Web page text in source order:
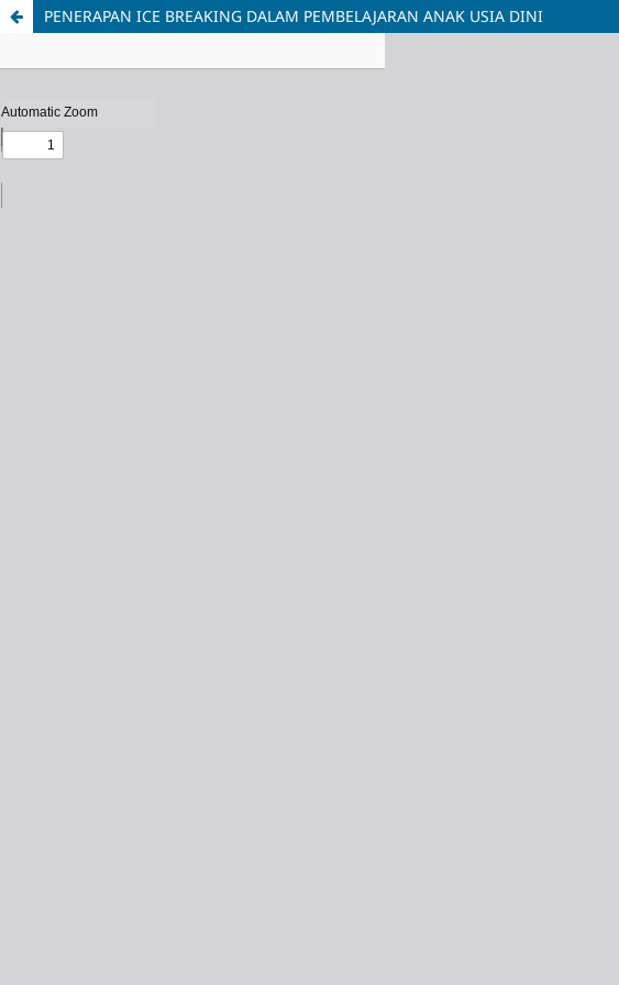
PENERAPAN ICE BREAKING DALAM PEMBELAJARAN ANAK USIA DINI